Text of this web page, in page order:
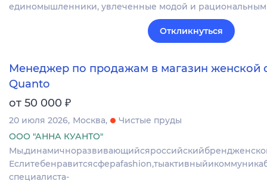
единомышленники, увлеченные модой и
Откликнуться
Менеджер по продажам в магазин женской
Quanto
от 50 000 ₽
20 июля 2026 Москва
Чистые пруды
ООО "АННА КУАНТО"
специалиста-